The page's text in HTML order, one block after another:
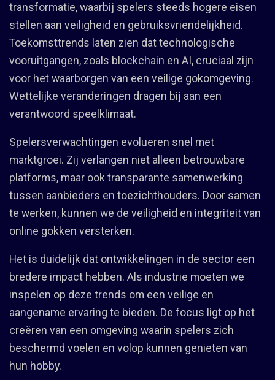
transformatie, waarbij spelers steeds hogere eisen
stellen aan veiligheid en gebruiksvriendelijkheid.
Toekomsttrends laten zien dat technologische
vooruitgangen, zoals blockchain en AI, cruciaal zijn
voor het waarborgen van een veilige gokomgeving.
Wettelijke veranderingen dragen bij aan een
verantwoord speelklimaat.
Spelersverwachtingen evolueren snel met
marktgroei. Zij verlangen niet alleen betrouwbare
platforms, maar ook transparante samenwerking
tussen aanbieders en toezichthouders. Door samen
te werken, kunnen we de veiligheid en integriteit van
online gokken versterken.
Het is duidelijk dat ontwikkelingen in de sector een
bredere impact hebben. Als industrie moeten we
inspelen op deze trends om een veilige en
aangename ervaring te bieden. De focus ligt op het
creëren van een omgeving waarin spelers zich
beschermd voelen en volop kunnen genieten van
hun hobby.